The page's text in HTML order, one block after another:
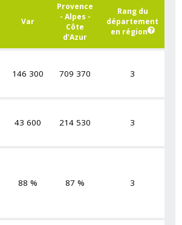
Var
Provence
- Alpes -
Côte
d’Azur
Rang du
département
en région
146 300 709 370 3
43 600 214 530 3
88 % 87 % 3